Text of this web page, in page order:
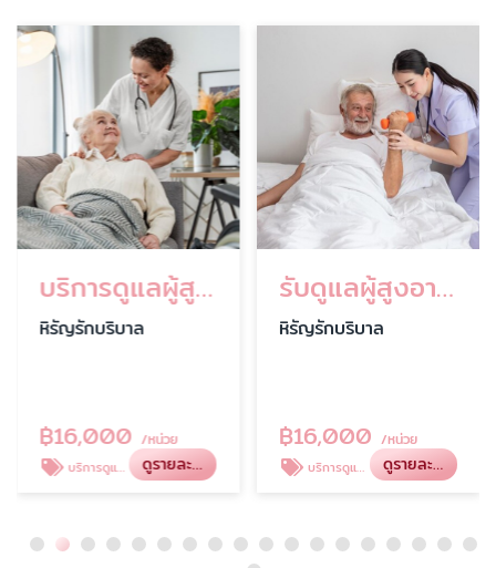
บริการดูแลผู้สูงอายุระยะยาว
หิรัญรักบริบาล
฿16,000 /หน่วย
บริการดูแลผู้สูงอายุ ดูรายละเอียด
รับดูแลผู้สูงอายุตามบ้าน
หิรัญรักบริบาล
฿16,000 /หน่วย
บริการดูแลผู้สูงอายุ ตามบ้าน ดูรายละเอียด